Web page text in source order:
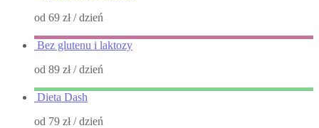
od 69 zł/ dzień
Bez glutenu i laktozy
od 89 zł/ dzień
Dieta Dash
od 79 zł/ dzień